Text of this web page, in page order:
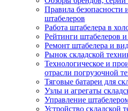
Правила безопасности
штабелеров
Работа штабелера в
Рейтинги штабелеров
Ремонт штабелера и
Рынок складской
Технологическое и
отрасли погрузочной
Тяговые батареи для
Узлы и агрегаты
Управление
Устройство складской